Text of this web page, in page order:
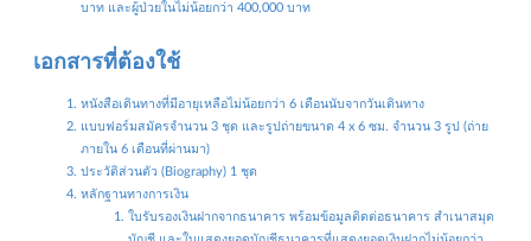
บาท และผู้ป่วยในไม่น้อยกว่า 400,000 บาท
เอกสารที่ต้องใช้
หนังสือเดินทางที่มีอายุเหลือไม่น้อยกว่า 6 เดือนนับจากวันเดินทาง
แบบฟอร์มสมัครจำนวน 3 ชุด และรูปถ่ายขนาด 4 x 6 ซม. จำนวน 3 รูป (ถ่าย
ภายใน 6 เดือนที่ผ่านมา)
ประวัติส่วนตัว (Biography) 1 ชุด
หลักฐานทางการเงิน
ใบรับรองเงินฝากจากธนาคาร พร้อมข้อมูลติดต่อธนาคาร สำเนาสมุด